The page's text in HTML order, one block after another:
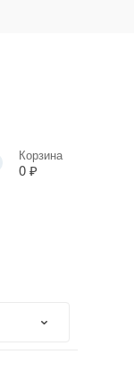
Корзина
0 ₽